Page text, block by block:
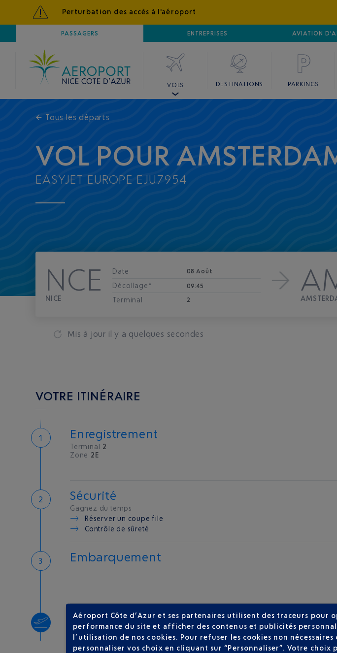
Perturbation des accès à l'aéroport
PASSAGERS ENTREPRISES AVIATION
AÉROPORTNICE CÔTE D'AZUR AÉROPORT CANNES MANDELIEU
VOLS DESTINATIONS PARKINGS
← Tous les départs
VOL POUR
EASYJET EUROPE EJU7954
NCE
NICE
Date 08 Août
Décollage* 09:45
Terminal 2
Mis à jour il y a quelques secondes
VOTRE ITINÉRAIRE
Enregistrement
Terminal 2
Zone 2E
Sécurité
Gagnez du temps
Réserver un coupe file
Contrôle de sûreté
Embarquement
Décollage
Type d'appareil : A320
Aéroport Côte d’Azur et ses partenaires utilisent des traceurs pour
performance du site et afficher des contenus et publicités
l’utilisation de nos cookies. Pour refuser les cookies non
personnaliser vos choix en cliquant sur “Personnaliser”. Votre